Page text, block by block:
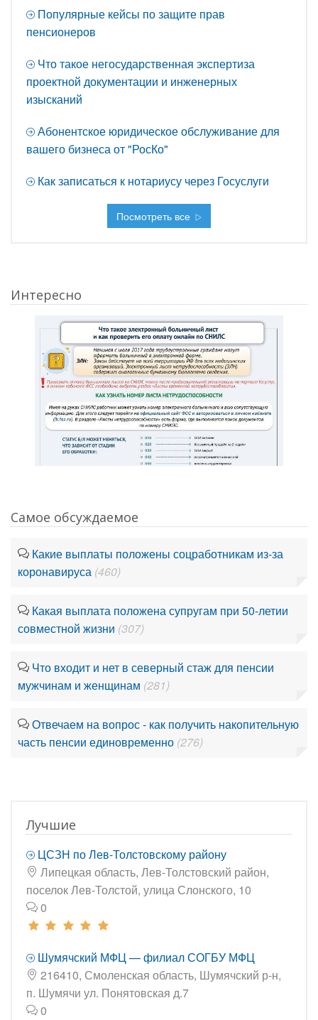
Популярные кейсы по защите прав
пенсионеров
Что такое негосударственная экспертиза
проектной документации и инженерных
изысканий
Абонентское юридическое обслуживание для
вашего бизнеса от "РосКо"
Как записаться к нотариусу через Госуслуги
Посмотреть все
Интересно
Самое обсуждаемое
Какие выплаты положены соцработникам из-за
коронавируса (460)
Какая выплата положена супругам при 50-летии
совместной жизни (307)
Что входит и нет в северный стаж для пенсии
мужчинам и женщинам (281)
Отвечаем на вопрос - как получить накопительную
часть пенсии единовременно (276)
Лучшие
ЦСЗН по Лев-Толстовскому району
Липецкая область, Лев-Толстовский район,
поселок Лев-Толстой, улица Слонского, 10
0
Шумячский МФЦ — филиал СОГБУ МФЦ
216410, Смоленская область, Шумячский р-н,
п. Шумячи ул. Понятовская д.7
0